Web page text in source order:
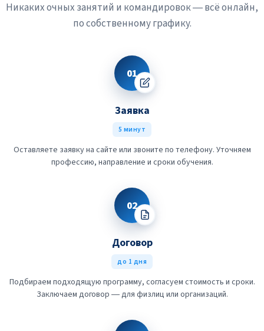
Никаких очных занятий и командировок — всё онлайн,
по собственному графику.
01
Заявка
5 минут
Оставляете заявку на сайте или звоните по телефону. Уточняем
профессию, направление и сроки обучения.
02
Договор
до 1 дня
Подбираем подходящую программу, согласуем стоимость и сроки.
Заключаем договор — для физлиц или организаций.